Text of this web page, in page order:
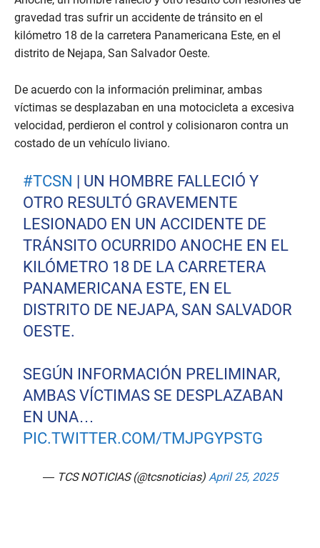
gravedad tras sufrir un accidente de tránsito en el
kilómetro 18 de la carretera Panamericana Este, en el
distrito de Nejapa, San Salvador Oeste.
De acuerdo con la información preliminar, ambas
víctimas se desplazaban en una motocicleta a excesiva
velocidad, perdieron el control y colisionaron contra un
costado de un vehículo liviano.
#TCSN | UN HOMBRE FALLECIÓ Y
OTRO RESULTÓ GRAVEMENTE
LESIONADO EN UN ACCIDENTE DE
TRÁNSITO OCURRIDO ANOCHE EN EL
KILÓMETRO 18 DE LA CARRETERA
PANAMERICANA ESTE, EN EL
DISTRITO DE NEJAPA, SAN SALVADOR
OESTE.
SEGÚN INFORMACIÓN PRELIMINAR,
AMBAS VÍCTIMAS SE DESPLAZABAN
EN UNA…
PIC.TWITTER.COM/TMJPGYPSTG
— TCS NOTICIAS (@tcsnoticias) April 25, 2025